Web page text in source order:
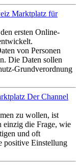
Marktplatz für
ersten Online-
von Personen
Die Daten sollen
Grundverordnung
Der Channel
zu wollen, ist
einzig die Frage, wie
und oft
positive Einstellung